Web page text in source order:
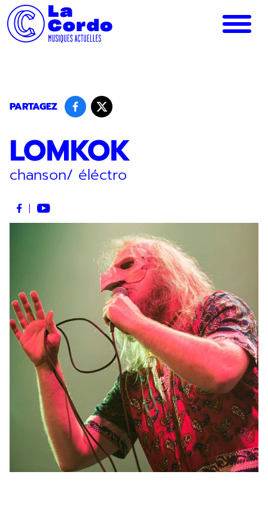
Panneau de gestion des cookies
PARTAGEZ
LOMKOK
chanson/ éléctro